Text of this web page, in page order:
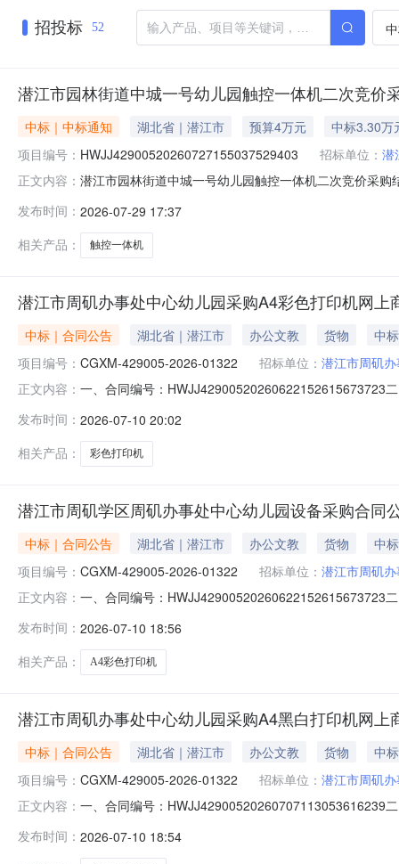
招投标 52
潜江市园林街道中城一号幼儿园触控一体机二次竞价
中标｜中标通知 湖北省｜潜江市 预算4万元
中标3.30万
项目编号： HWJJ42900520260727155037529403 招标单位： 潜
正文内容： 潜江市园林街道中城一号幼儿园触控一体机二次竞价采
技有限公司9、成交日期：2026-07-2916:38:5810、执
发布时间： 2026-07-29 17:37
相关产品：
触控一体机
潜江市周矶办事处中心幼儿园采购A4彩色打印机网上
中标｜合同公告 湖北省｜潜江市 办公文教 货物
中
项目编号： CGXM-429005-2026-01322 招标单位： 潜江市周矶
正文内容： 一、合同编号：HWJJ42900520260622152615673723
诚讯科技有限公司地址：潜江诚讯科技有限公司联系方
发布时间： 2026-07-10 20:02
相关产品：
彩色打印机
潜江市周矶学区周矶办事处中心幼儿园设备采购合同
中标｜合同公告 湖北省｜潜江市 办公文教 货物
中
项目编号： CGXM-429005-2026-01322 招标单位： 潜江市周矶
正文内容： 一、合同编号：HWJJ42900520260622152615673723
（乙方）：潜江诚讯科技有限公司5、地址：潜江诚讯科
发布时间： 2026-07-10 18:56
相关产品：
A4彩色打印机
潜江市周矶办事处中心幼儿园采购A4黑白打印机网上
中标｜合同公告 湖北省｜潜江市 办公文教 货物
中
项目编号： CGXM-429005-2026-01322 招标单位： 潜江市周矶
正文内容： 一、合同编号：HWJJ42900520260707113053616239
诚讯科技有限公司地址：潜江诚讯科技有限公司联系方
发布时间： 2026-07-10 18:54